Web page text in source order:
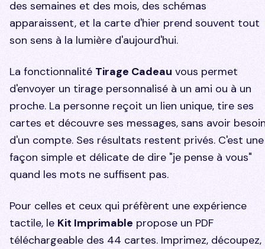
des semaines et des mois, des schémas
apparaissent, et la carte d'hier prend souvent tout
son sens à la lumière d'aujourd'hui.
La fonctionnalité Tirage Cadeau vous permet
d'envoyer un tirage personnalisé à un ami ou à un
proche. La personne reçoit un lien unique, tire ses
cartes et découvre ses messages, sans avoir
d'un compte. Ses résultats restent privés. C'est une
façon simple et délicate de dire "je pense à vous"
quand les mots ne suffisent pas.
Pour celles et ceux qui préfèrent une expérience
tactile, le Kit Imprimable propose un PDF
téléchargeable des 44 cartes. Imprimez, découpez,